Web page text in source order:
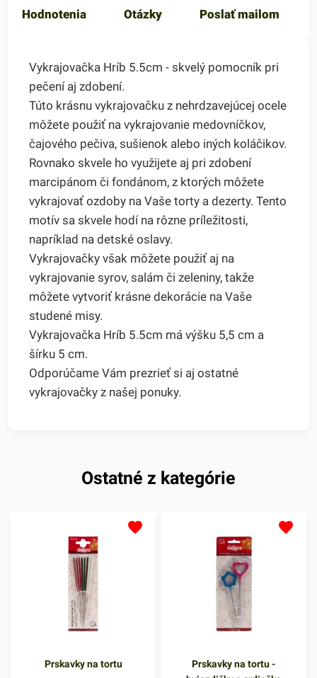
Hodnotenia Otázky Poslať mailom
Vykrajovačka Hríb 5.5cm - skvelý pomocník pri
pečení aj zdobení.
Túto krásnu vykrajovačku z nehrdzavejúcej ocele
môžete použiť na vykrajovanie medovníčkov,
čajového pečiva, sušienok alebo iných koláčikov.
Rovnako skvele ho využijete aj pri zdobení
marcipánom či fondánom, z ktorých môžete
vykrajovať ozdoby na Vaše torty a dezerty. Tento
motív sa skvele hodí na rôzne príležitosti,
napríklad na detské oslavy.
Vykrajovačky však môžete použiť aj na
vykrajovanie syrov, salám či zeleniny, takže
môžete vytvoriť krásne dekorácie na Vaše
studené misy.
Vykrajovačka Hríb 5.5cm má výšku 5,5 cm a
šírku 5 cm.
Odporúčame Vám prezrieť si aj ostatné
vykrajovačky z našej ponuky.
Ostatné z kategórie
Prskavky na tortu
Prskavky na tortu -